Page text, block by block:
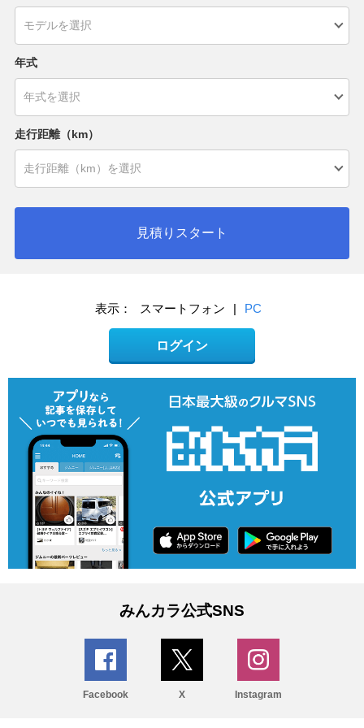
年式
走行距離（km）
見積りスタート
表示： スマートフォン | PC
ログイン
みんカラ公式SNS
Facebook X Instagram